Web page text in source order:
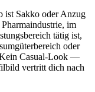
ist Sakko oder Anzug
im
tätig ist,
oder
Kein Casual-Look —
vertritt dich nach